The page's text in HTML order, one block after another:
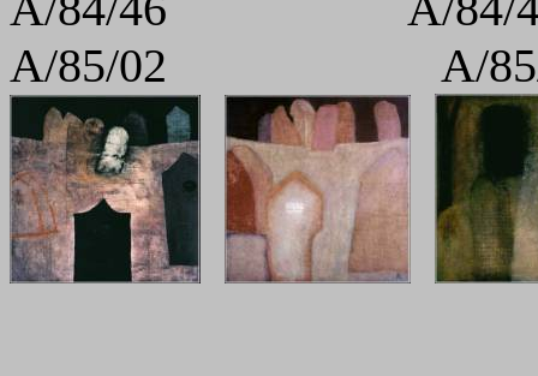
A/85/02 A/85/